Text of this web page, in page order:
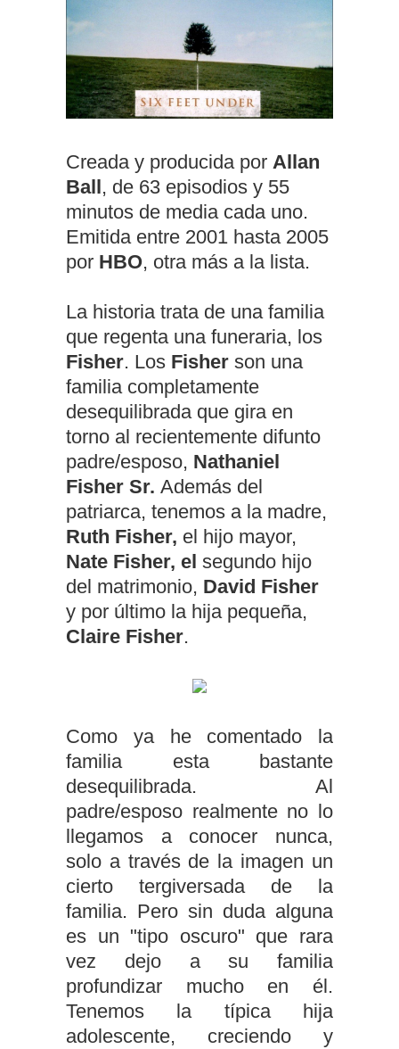
Creada y producida por Allan
Ball, de 63 episodios y 55
minutos de media cada uno.
Emitida entre 2001 hasta 2005
por HBO, otra más a la lista.
La historia trata de una familia
que regenta una funeraria, los
Fisher. Los Fisher son una
familia completamente
desequilibrada que gira en
torno al recientemente difunto
padre/esposo, Nathaniel
Fisher Sr. Además del
patriarca, tenemos a la madre,
Ruth Fisher, el hijo mayor,
Nate Fisher, el segundo hijo
del matrimonio, David Fisher
y por último la hija pequeña,
Claire Fisher.
Como ya he comentado la
familia esta bastante
desequilibrada. Al
padre/esposo realmente no lo
llegamos a conocer nunca,
solo a través de la imagen un
cierto tergiversada de la
familia. Pero sin duda alguna
es un "tipo oscuro" que rara
vez dejo a su familia
profundizar mucho en él.
Tenemos la típica hija
adolescente, creciendo y